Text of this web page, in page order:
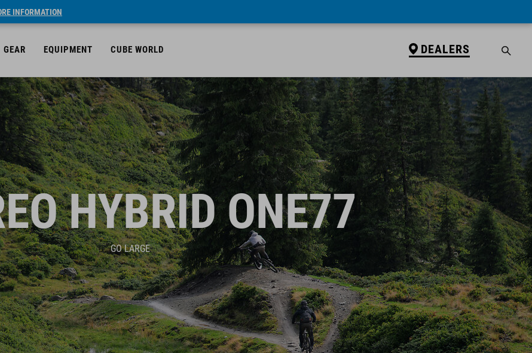
INFORMATION
GEAR EQUIPMENT CUBE WORLD DEALERS
HYBRID ONE77
GO LARGE